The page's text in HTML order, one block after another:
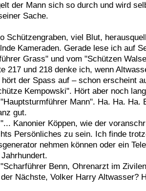
der Mann sich so durch und wird
Sache.
Schützengraben, viel Blut,
Kameraden. Gerade lese ich auf
Grass" und vom "Schützen
217 und 218 denke ich, wenn
der Spass auf – schon erscheint
Kempowski". Hört aber noch
Mann". Ha. Ha. Ha.
gut.
Kanonier Köppen, wie der
Persönliches zu sein. Ich finde
nehmen können oder ein
Benn, Ohrenarzt im
Nächste, Volker Harry Altwasser?